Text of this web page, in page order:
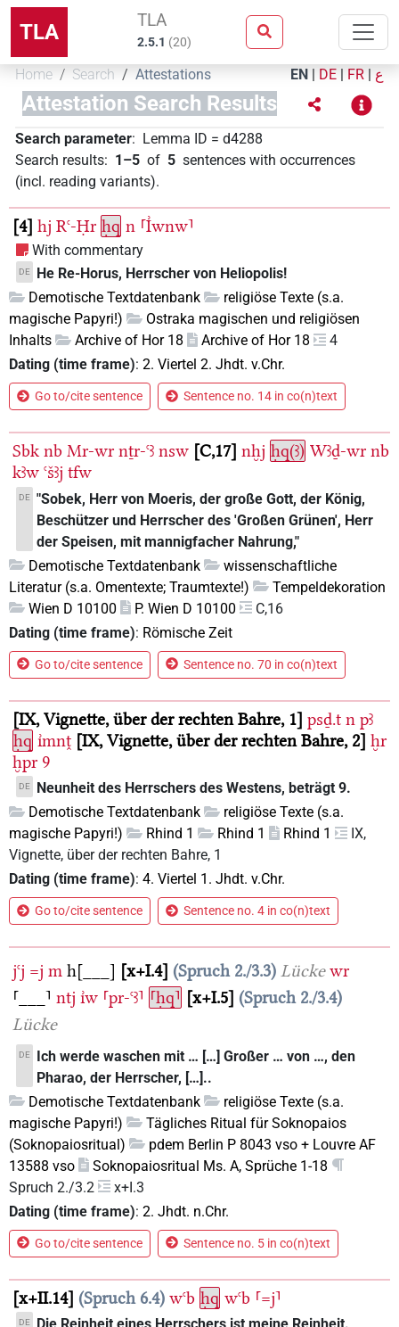
TLA TLA
2.5.1 (20)
Home Search Attestations EN | DE | FR | ع
Attestation Search Results
Search parameter: Lemma ID = d4288
Search results: 1–5 of 5 sentences with occurrences
(incl. reading variants).
4 hj Rꜥ-Ḥr ḥq n ⸢I͗wnw⸣
With commentary
DE
He Re-Horus, Herrscher von Heliopolis!
Demotische Textdatenbank
religiöse Texte (s.a.
magische Papyri!)
Ostraka magischen und religiösen
Inhalts
Archive of Hor 18 Archive of Hor 18
4
Dating (time frame): 2. Viertel 2. Jhdt. v.Chr.
Go to/cite sentence Sentence no. 14 in co(n)text
Sbk nb Mr-wr nṯr-ꜥꜣ nsw C,17 nḫj ḥq(ꜣ) Wꜣḏ-wr nb
kꜣw ꜥšꜣj tfw
DE
"Sobek, Herr von Moeris, der große Gott, der König,
Beschützer und Herrscher des 'Großen Grünen', Herr
der Speisen, mit mannigfacher Nahrung,"
Demotische Textdatenbank
wissenschaftliche
Literatur (s.a. Omentexte; Traumtexte!)
Tempeldekoration
Wien D 10100
P. Wien D 10100
C,16
Dating (time frame): Römische Zeit
Go to/cite sentence Sentence no. 70 in co(n)text
IX, Vignette, über der rechten Bahre, 1 psḏ.t n pꜣ
ḥq ı͗mnṱ IX, Vignette, über der rechten Bahre, 2 ḫr
ḫpr 9
DE
Neunheit des Herrschers des Westens, beträgt 9.
Demotische Textdatenbank
religiöse Texte (s.a.
magische Papyri!)
Rhind 1 Rhind 1 Rhind 1
IX,
Vignette, über der rechten Bahre, 1
Dating (time frame): 4. Viertel 1. Jhdt. v.Chr.
Go to/cite sentence Sentence no. 4 in co(n)text
jꜥj =j m h[___] x+I.4 Spruch 2./3.3 Lücke wr
⸢___⸣ ntj ı͗w ⸢pr-ꜥꜣ⸣ ⸢ḥq⸣ x+I.5
Spruch 2./3.4
Lücke
DE
Ich werde waschen mit … […] Großer … von …, den
Pharao, der Herrscher, […]..
Demotische Textdatenbank
religiöse Texte (s.a.
magische Papyri!)
Tägliches Ritual für Soknopaios
(Soknopaiosritual)
pdem Berlin P 8043 vso + Louvre AF
13588 vso
Soknopaiosritual Ms. A, Sprüche 1-18
Spruch 2./3.2
x+I.3
Dating (time frame): 2. Jhdt. n.Chr.
Go to/cite sentence Sentence no. 5 in co(n)text
x+II.14 Spruch 6.4 wꜥb ḥq wꜥb ⸢=j⸣
DE